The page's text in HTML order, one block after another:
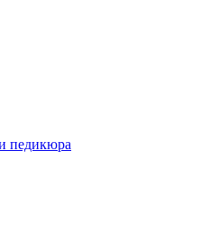
педикюра